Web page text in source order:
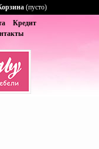
Кредит
(пусто)